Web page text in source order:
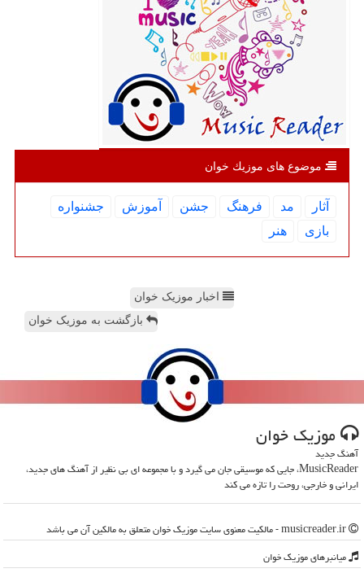
موضوع های موزیك خوان
آثار مد فرهنگ جشن آموزش
جشنواره
بازی
هنر
اخبار موزیک خوان
بازگشت به موزیک خوان
موزیك خوان
آهنگ جدید
MusicReader، جایی که موسیقی جان می گیرد و با مجموعه ای بی نظیر از آهنگ های جدید،
ایرانی و خارجی، روحت را تازه می کند
میانبرهای موزیك خوان